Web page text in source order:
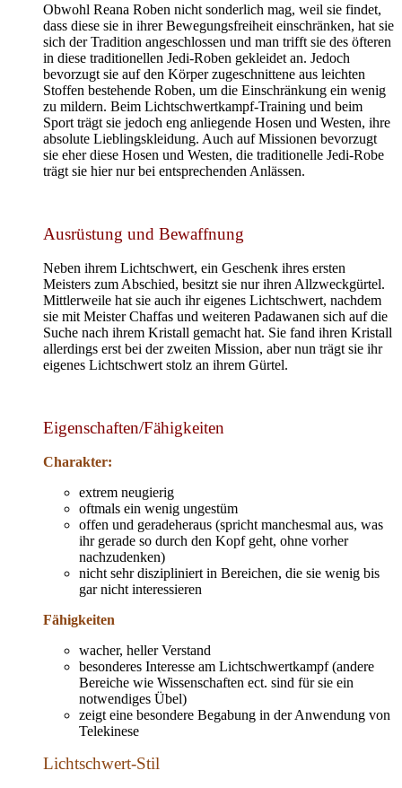
Obwohl Reana Roben nicht sonderlich mag, weil sie findet,
dass diese sie in ihrer Bewegungsfreiheit einschränken, hat sie
sich der Tradition angeschlossen und man trifft sie des öfteren
in diese traditionellen Jedi-Roben gekleidet an. Jedoch
bevorzugt sie auf den Körper zugeschnittene aus leichten
Stoffen bestehende Roben, um die Einschränkung ein wenig
zu mildern. Beim Lichtschwertkampf-Training und beim
Sport trägt sie jedoch eng anliegende Hosen und Westen, ihre
absolute Lieblingskleidung. Auch auf Missionen bevorzugt
sie eher diese Hosen und Westen, die traditionelle Jedi-Robe
trägt sie hier nur bei entsprechenden Anlässen.
Ausrüstung und Bewaffnung
Neben ihrem Lichtschwert, ein Geschenk ihres ersten
Meisters zum Abschied, besitzt sie nur ihren Allzweckgürtel.
Mittlerweile hat sie auch ihr eigenes Lichtschwert, nachdem
sie mit Meister Chaffas und weiteren Padawanen sich auf die
Suche nach ihrem Kristall gemacht hat. Sie fand ihren Kristall
allerdings erst bei der zweiten Mission, aber nun trägt sie ihr
eigenes Lichtschwert stolz an ihrem Gürtel.
Eigenschaften/Fähigkeiten
Charakter:
extrem neugierig
oftmals ein wenig ungestüm
offen und geradeheraus (spricht manchesmal aus, was
ihr gerade so durch den Kopf geht, ohne vorher
nachzudenken)
nicht sehr diszipliniert in Bereichen, die sie wenig bis
gar nicht interessieren
Fähigkeiten
wacher, heller Verstand
besonderes Interesse am Lichtschwertkampf (andere
Bereiche wie Wissenschaften ect. sind für sie ein
notwendiges Übel)
zeigt eine besondere Begabung in der Anwendung von
Telekinese
Lichtschwert-Stil